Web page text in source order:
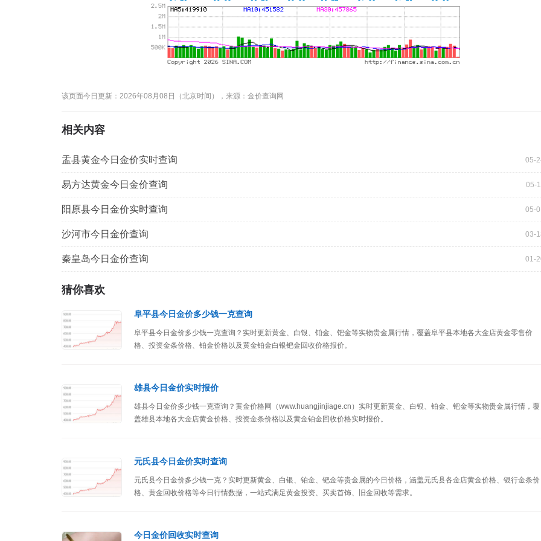
该页面今日更新：2026年08月08日（北京时间），来源：金价查询网
相关内容
盂县黄金今日金价实时查询 05-
易方达黄金今日金价查询 05-
阳原县今日金价实时查询 05-
沙河市今日金价查询 03-
秦皇岛今日金价查询 01-
猜你喜欢
阜平县今日金价多少钱一克查询
阜平县今日金价多少钱一克查询？实时更新黄金、白银、铂金、钯金等实物贵金属行情，覆盖阜平县本地各大金店黄金零售价
格、投资金条价格、铂金价格以及黄金铂金白银钯金回收价格报价。
雄县今日金价实时报价
雄县今日金价多少钱一克查询？黄金价格网（www.huangjinjiage.cn）实时更新黄金、白银、铂金、钯金等实物贵金属行情，覆
盖雄县本地各大金店黄金价格、投资金条价格以及黄金铂金回收价格实时报价。
元氏县今日金价实时查询
元氏县今日金价多少钱一克？实时更新黄金、白银、铂金、钯金等贵金属的今日价格，涵盖元氏县各金店黄金价格、银行金条价
格、黄金回收价格等今日行情数据，一站式满足黄金投资、买卖首饰、旧金回收等需求。
今日金价回收实时查询